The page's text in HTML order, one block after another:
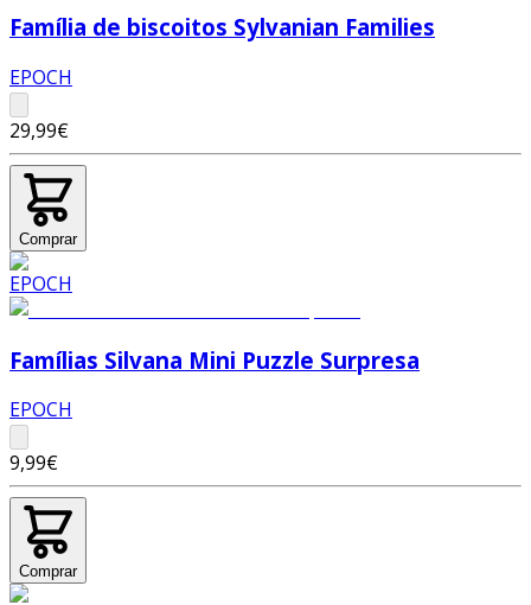
Família de biscoitos Sylvanian Families
EPOCH
29,99€
Comprar
Famílias Silvana Mini Puzzle Surpresa
EPOCH
9,99€
Comprar